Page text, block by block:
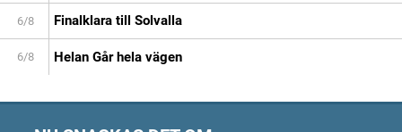
6/8 Finalklara till Solvalla
6/8 Helan Går hela vägen